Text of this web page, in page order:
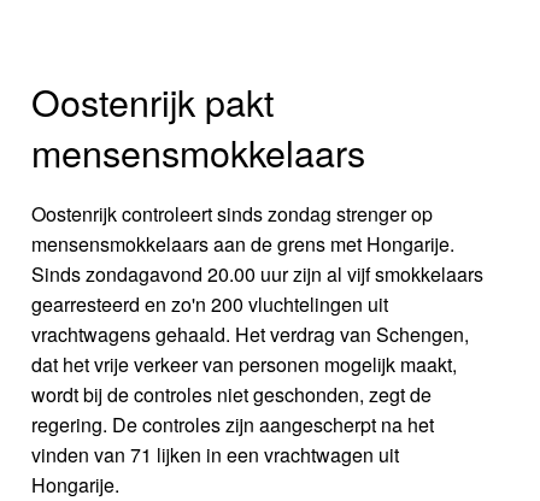
Oostenrijk pakt
mensensmokkelaars
Oostenrijk controleert sinds zondag strenger op
mensensmokkelaars aan de grens met Hongarije.
Sinds zondagavond 20.00 uur zijn al vijf smokkelaars
gearresteerd en zo'n 200 vluchtelingen uit
vrachtwagens gehaald. Het verdrag van Schengen,
dat het vrije verkeer van personen mogelijk maakt,
wordt bij de controles niet geschonden, zegt de
regering. De controles zijn aangescherpt na het
vinden van 71 lijken in een vrachtwagen uit
Hongarije.